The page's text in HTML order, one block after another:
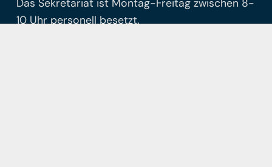
Das Sekretariat ist Montag-Freitag zwischen 8-
10 Uhr personell besetzt.